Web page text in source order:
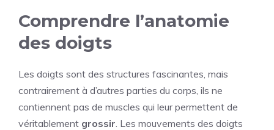
Comprendre l’anatomie
des doigts
Les doigts sont des structures fascinantes, mais
contrairement à d’autres parties du corps, ils ne
contiennent pas de muscles qui leur permettent de
véritablement grossir . Les mouvements des doigts